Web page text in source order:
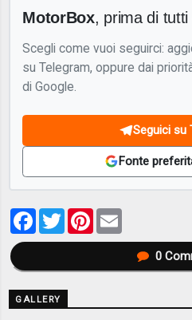
MotorBox, prima di tutti
Scegli come vuoi seguirci:
su Telegram, oppure dai
di Google.
Seguici su
Fonte
Facebook
TwitterPinterest
0
GALLERY